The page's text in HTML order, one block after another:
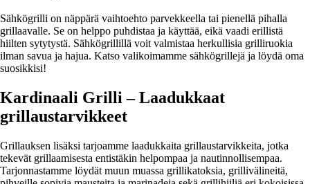
Sähkögrilli on näppärä vaihtoehto parvekkeella tai pienellä pihalla
grillaavalle. Se on helppo puhdistaa ja käyttää, eikä vaadi erillistä
hiilten sytytystä. Sähkögrillillä voit valmistaa herkullisia grilliruokia
ilman savua ja hajua. Katso valikoimamme sähkögrillejä ja löydä oma
suosikkisi!
Kardinaali Grilli – Laadukkaat
grillaustarvikkeet
Grillauksen lisäksi tarjoamme laadukkaita grillaustarvikkeita, jotka
tekevät grillaamisesta entistäkin helpompaa ja nautinnollisempaa.
Tarjonnastamme löydät muun muassa grillikatoksia, grillivälineitä,